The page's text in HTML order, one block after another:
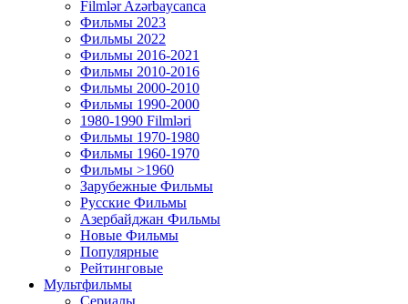
Filmlər Azərbaycanca
Фильмы 2023
Фильмы 2022
Фильмы 2016-2021
Фильмы 2010-2016
Фильмы 2000-2010
Фильмы 1990-2000
1980-1990 Filmləri
Фильмы 1970-1980
Фильмы 1960-1970
Фильмы >1960
Зарубежные Фильмы
Русские Фильмы
Азербайджан Фильмы
Новые Фильмы
Популярные
Рейтинговые
Мультфильмы
Сериалы